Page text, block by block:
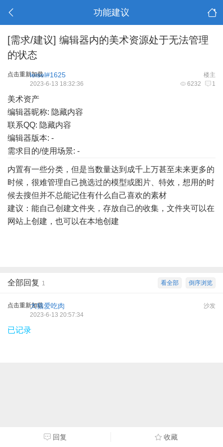
功能建议
[需求/建议] 编辑器内的美术资源处于无法管理
的状态
点击重新加载 楼主
leisel#1625
6232 1
2023-6-13 18:32:36
美术资产
编辑器昵称: 隐藏内容
联系QQ: 隐藏内容
编辑器版本: -
需求目的/使用场景: -
内置有一些分类，但是当数量达到成千上万甚至未来更多的
时候，很难管理自己挑选过的模型或图片、特效，想用的时
候去搜但并不总能记住有什么自己喜欢的素材
建议：能自己创建文件夹，存放自己的收集，文件夹可以在
网站上创建，也可以在本地创建
倒序浏览
看全部
全部回复 1
点击重新加载 沙发
大猫爱吃肉
2023-6-13 20:57:34
已记录
回复 收藏